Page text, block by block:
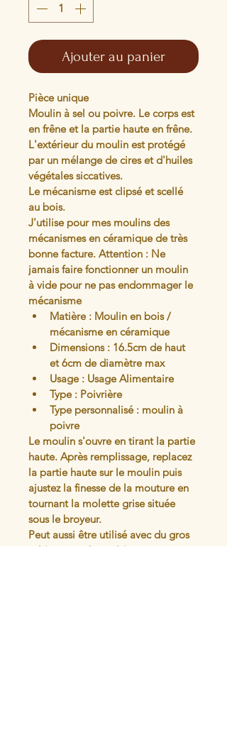
Ajouter au panier
Pièce unique
Moulin à sel ou poivre. Le corps est
en frêne et la partie haute en frêne.
L'extérieur du moulin est protégé
par un mélange de cires et d'huiles
végétales siccatives.
Le mécanisme est clipsé et scellé
au bois.
J'utilise pour mes moulins des
mécanismes en céramique de très
bonne facture. Attention : Ne
jamais faire fonctionner un moulin
à vide pour ne pas endommager le
mécanisme
Matière : Moulin en bois /
mécanisme en céramique
Dimensions : 16.5cm de haut
et 6cm de diamètre max
Usage : Usage Alimentaire
Type : Poivrière
Type personnalisé : moulin à
poivre
Le moulin s'ouvre en tirant la partie
haute. Après remplissage, replacez
la partie haute sur le moulin puis
ajustez la finesse de la mouture en
tournant la molette grise située
sous le broyeur.
Peut aussi être utilisé avec du gros
sel (pas trop humide)